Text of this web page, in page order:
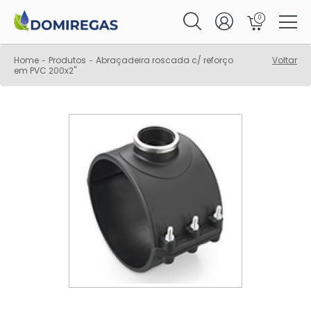
0
Home - Produtos - Abraçadeira roscada c/ reforço
em PVC 200x2"
Voltar